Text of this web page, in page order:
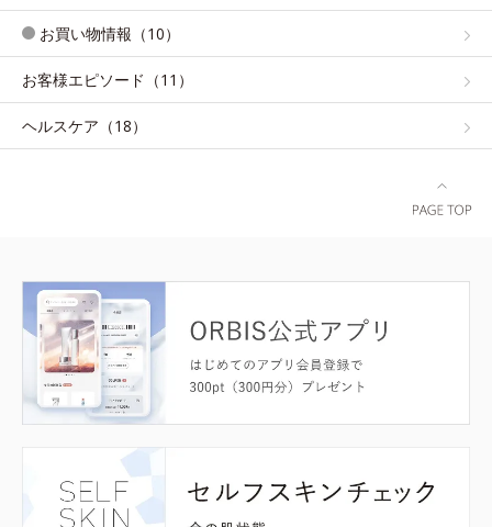
お買い物情報（10）
お客様エピソード（11）
ヘルスケア（18）